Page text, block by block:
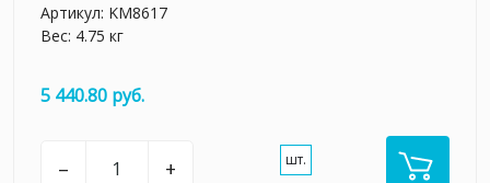
Артикул: KM8617
Вес: 4.75 кг
5 440.80 руб.
– + шт.